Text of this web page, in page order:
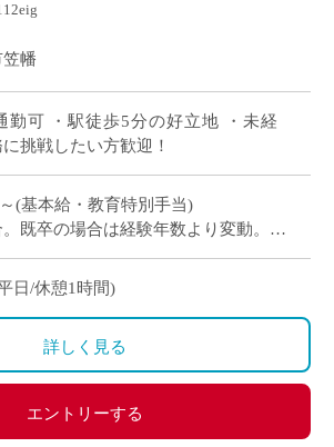
幡
勤可 ・駅徒歩5分の好立地 ・未経
挑戦したい方歓迎！
(基本給・教育特別手当)
既卒の場合は経験年数より変動。
・教育特別手当・職務手当・賞与等を
)
日/休憩1時間)
詳しく見る
エントリーする